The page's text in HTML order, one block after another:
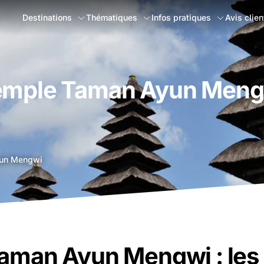
Destinations Thématiques Infos pratiques Avis
Taman Ayun
Mengwi
Ayun Mengwi :